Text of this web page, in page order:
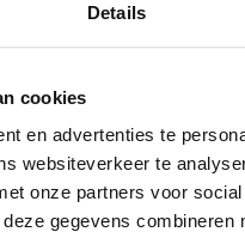
Details
cookies
en advertenties te
websiteverkeer te
onze partners voor
gegevens combineren
Corneliani
jas groen
€ 1.099,00